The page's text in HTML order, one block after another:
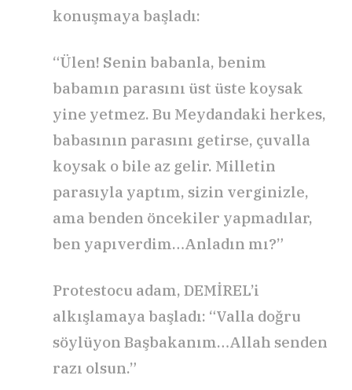
konuşmaya başladı:
“Ülen! Senin babanla, benim
babamın parasını üst üste koysak
yine yetmez. Bu Meydandaki herkes,
babasının parasını getirse, çuvalla
koysak o bile az gelir. Milletin
parasıyla yaptım, sizin verginizle,
ama benden öncekiler yapmadılar,
ben yapıverdim…Anladın mı?”
Protestocu adam, DEMİREL’i
alkışlamaya başladı: “Valla doğru
söylüyon Başbakanım…Allah senden
razı olsun.”